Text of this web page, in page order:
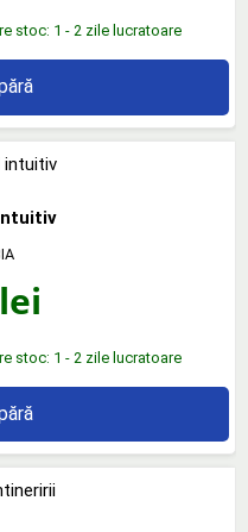
stoc: 1 - 2 zile lucratoare
lei
stoc: 1 - 2 zile lucratoare